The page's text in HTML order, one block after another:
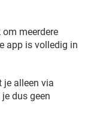
meerdere
app is volledig in
je alleen via
dus geen